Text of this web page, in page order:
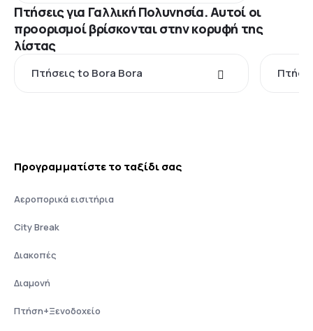
Πτήσεις για Γαλλική Πολυνησία. Αυτοί οι
προορισμοί βρίσκονται στην κορυφή της
λίστας
Πτήσεις to Bora Bora
Προγραμματίστε το ταξίδι σας
Αεροπορικά εισιτήρια
City Break
Διακοπές
Διαμονή
Πτήση+Ξενοδοχείο